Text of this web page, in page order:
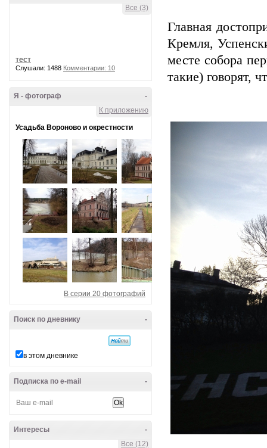
Все (3)
тест
Слушали: 1488 Комментарии: 10
-
Я - фотограф
К приложению
Усадьба Вороново и окрестности
В серии 20 фотографий
-
Поиск по дневнику
в этом дневнике
-
Подписка по e-mail
-
Интересы
Все (12)
Главная
Кремля,
месте собора
такие) говорят,